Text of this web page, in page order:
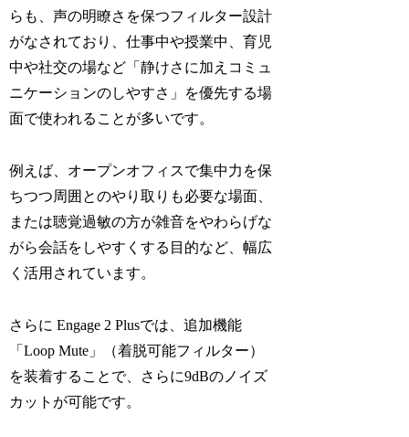
らも、声の明瞭さを保つフィルター設計
がなされており、仕事中や授業中、育児
中や社交の場など「静けさに加えコミュ
ニケーションのしやすさ」を優先する場
面で使われることが多いです。
例えば、オープンオフィスで集中力を保
ちつつ周囲とのやり取りも必要な場面、
または聴覚過敏の方が雑音をやわらげな
がら会話をしやすくする目的など、幅広
く活用されています。
さらに Engage 2 Plusでは、追加機能
「Loop Mute」（着脱可能フィルター）
を装着することで、さらに9dBのノイズ
カットが可能です。